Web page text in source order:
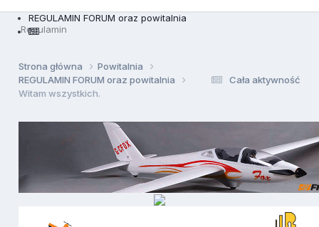
Regulamin
REGULAMIN FORUM oraz powitalnia
Cała aktywność
Strona główna
Powitalnia
REGULAMIN FORUM oraz powitalnia
Witam wszystkich.